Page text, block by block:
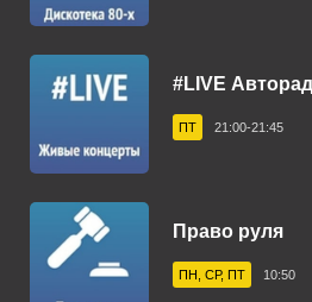
Барнаул 103.9 FM
Бежецк 102.4 FM
Белгород 107.7 FM
Белебей 106.6 FM
Белово 107.0 FM
Белогорск 102.3 FM
Белорецк 102.0 FM
#LIVE
ПТ 21:00-21:45
Право руля
ПН, СР, ПТ 10:50